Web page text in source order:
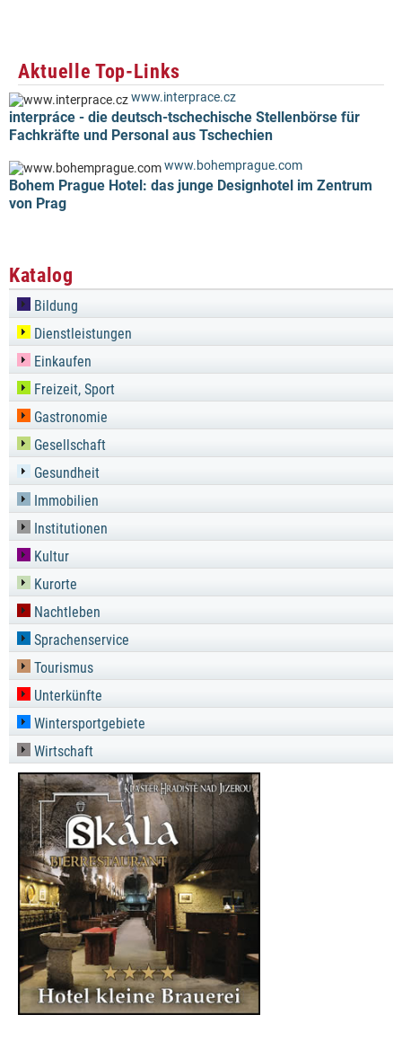
Aktuelle Top-Links
www.interprace.cz
interpráce - die deutsch-tschechische Stellenbörse für
Fachkräfte und Personal aus Tschechien
www.bohemprague.com
Bohem Prague Hotel: das junge Designhotel im Zentrum
von Prag
Katalog
Bildung
Dienstleistungen
Einkaufen
Freizeit, Sport
Gastronomie
Gesellschaft
Gesundheit
Immobilien
Institutionen
Kultur
Kurorte
Nachtleben
Sprachenservice
Tourismus
Unterkünfte
Wintersportgebiete
Wirtschaft